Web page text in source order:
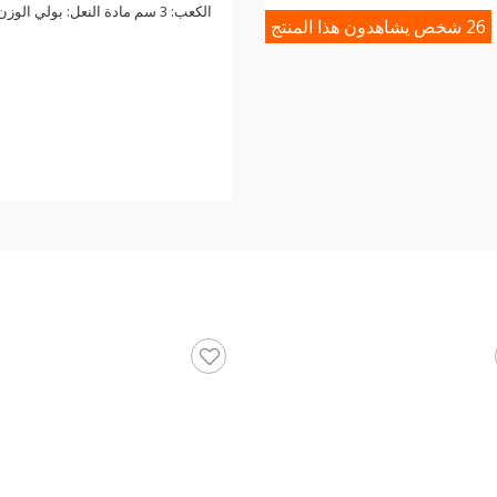
26 شخص يشاهدون هذا المنتج
الكعب: 3 سم مادة النعل: بولي الوزن: 253 جرام